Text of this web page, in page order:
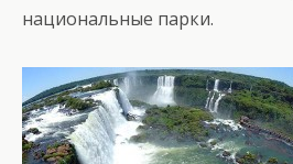
национальные парки.